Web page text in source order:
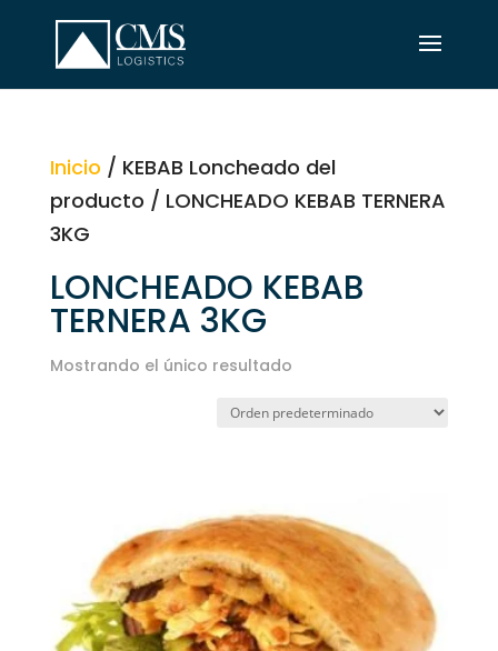
Inicio / KEBAB Loncheado del
producto / LONCHEADO KEBAB TERNERA
3KG
LONCHEADO KEBAB
TERNERA 3KG
Mostrando el único resultado